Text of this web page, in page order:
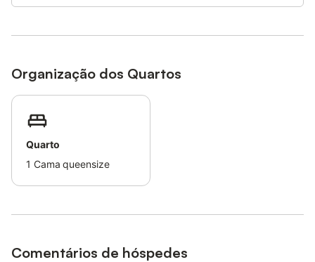
Organização dos Quartos
Quarto
1 Cama queensize
Comentários de hóspedes